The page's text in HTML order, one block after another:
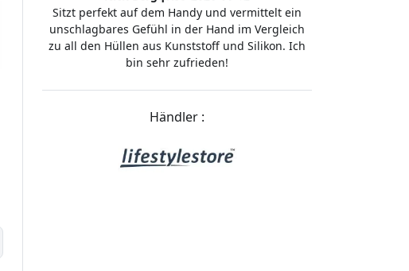
Sitzt perfekt auf dem Handy und vermittelt ein
unschlagbares Gefühl in der Hand im Vergleich
zu all den Hüllen aus Kunststoff und Silikon. Ich
bin sehr zufrieden!
Händler :